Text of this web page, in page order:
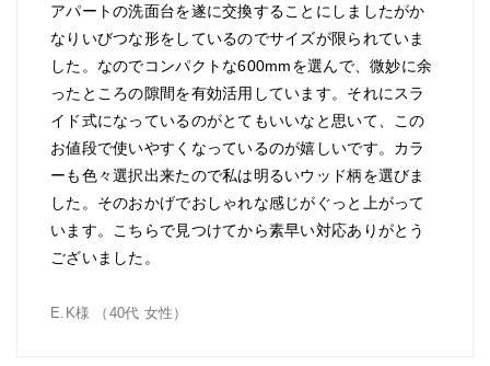
アパートの洗面台を遂に交換することにしましたがか
なりいびつな形をしているのでサイズが限られていま
した。なのでコンパクトな600mmを選んで、微妙に余
ったところの隙間を有効活用しています。それにスラ
イド式になっているのがとてもいいなと思いて、この
お値段で使いやすくなっているのが嬉しいです。カラ
ーも色々選択出来たので私は明るいウッド柄を選びま
した。そのおかげでおしゃれな感じがぐっと上がって
います。こちらで見つけてから素早い対応ありがとう
ございました。
E.K様 （40代 女性）